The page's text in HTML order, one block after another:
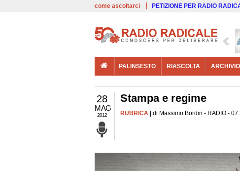
come ascoltarci PETIZIONE PER RADIO
PALINSESTO RIASCOLTA ARCHIVIO
28
MAG
2012
Stampa e regime
RUBRICA | di Massimo Bordin - RADIO -